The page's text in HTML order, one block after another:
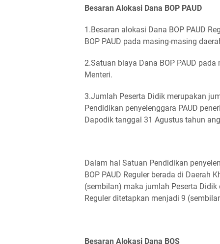
Besaran Alokasi Dana BOP PAUD
1.Besaran alokasi Dana BOP PAUD
BOP PAUD pada masing-masing
2.Satuan biaya Dana BOP PAUD
Menteri.
3.Jumlah Peserta Didik merupakan
Pendidikan penyelenggara PAUD
Dapodik tanggal 31 Agustus tahun
Dalam hal Satuan Pendidikan
BOP PAUD Reguler berada di Daerah
(sembilan) maka jumlah Peserta
Reguler ditetapkan menjadi 9
Besaran Alokasi Dana BOS